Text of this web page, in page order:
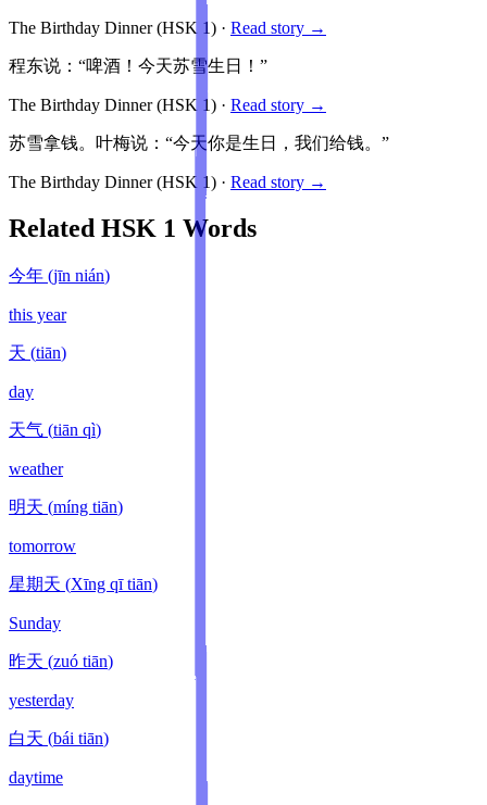
The Birthday Dinner(HSK 1) · Read story →
程东说：“啤酒！今天苏雪生日！”
The Birthday Dinner(HSK 1) · Read story →
苏雪拿钱。叶梅说：“今天你是生日，我们给钱。”
The Birthday Dinner(HSK 1) · Read story →
Related HSK 1 Words
今年 (jīn nián)
this year
天 (tiān)
day
天气 (tiān qì)
weather
明天 (míng tiān)
tomorrow
星期天 (Xīng qī tiān)
Sunday
昨天 (zuó tiān)
yesterday
白天 (bái tiān)
daytime